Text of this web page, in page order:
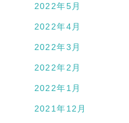
2022年5月
2022年4月
2022年3月
2022年2月
2022年1月
2021年12月